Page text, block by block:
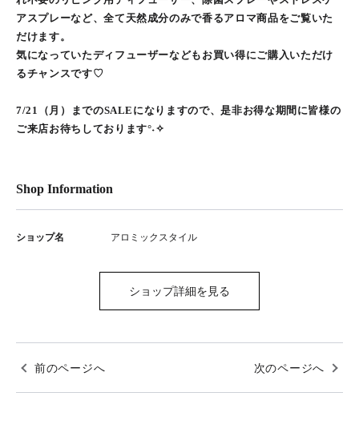
アスプレーなど、全て天然成分のみで香るアロマ商品をご覧いた
だけます。
気になっていたディフューザーなどもお買い得にご購入いただけ
るチャンスです♡
7/21（月）までのSALEになりますので、是非お得な期間に皆様の
ご来店お待ちしております°˖✧
Shop Information
ショップ名 アロミックスタイル
ショップ詳細を見る
前のページへ 次のページへ